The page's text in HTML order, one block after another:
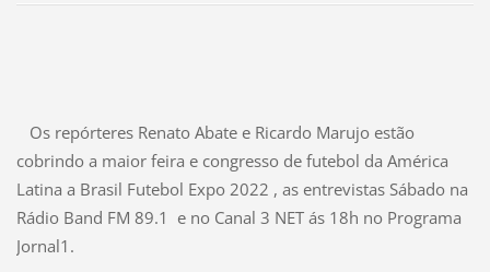
Os repórteres Renato Abate e Ricardo Marujo estão
cobrindo a maior feira e congresso de futebol da América
Latina a Brasil Futebol Expo 2022 , as entrevistas Sábado na
Rádio Band FM 89.1 e no Canal 3 NET ás 18h no Programa
Jornal1.